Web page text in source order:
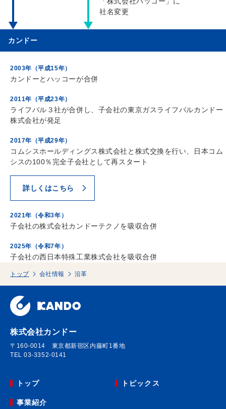
社名変更
カンドー
2003年（平成15年）
カンドーとハッコーが合併
2011年（平成23年）
ライフバル３社が合併し、子会社の東京ガスライフバルカンドー
株式会社が発足
2017年（平成29年）
コムシスホールディングス株式会社と株式交換を行い、日本コム
シスの100％完全子会社として再スタート
詳しくはこちら
2021年（令和3年）
子会社の株式会社カンドーテクノを吸収合併
2025年（令和7年）
子会社の西日本特殊工業株式会社を吸収合併
トップ 会社情報 沿革
株式会社カンドー
〒160-0014 東京都新宿区内藤町1番地
TEL03-3352-0141
トップ トピックス
事業紹介